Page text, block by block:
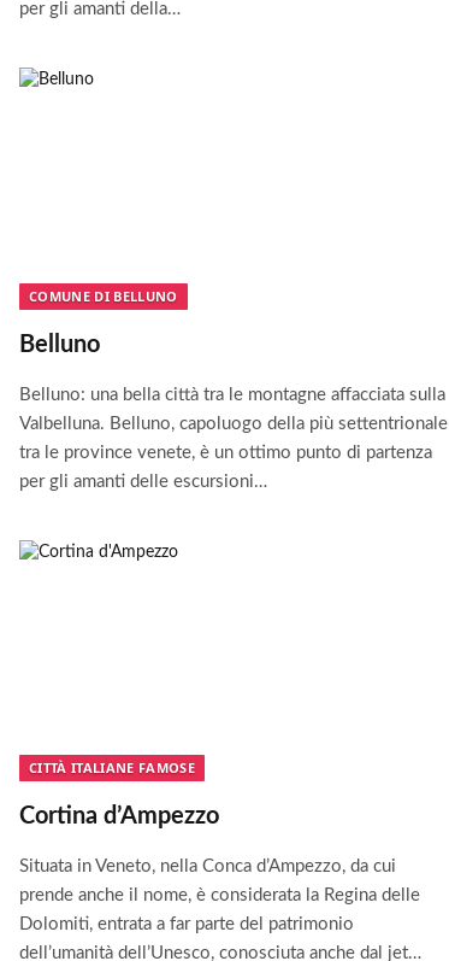
per gli amanti della…
COMUNE DI BELLUNO
Belluno
Belluno: una bella città tra le montagne affacciata sulla
Valbelluna. Belluno, capoluogo della più settentrionale
tra le province venete, è un ottimo punto di partenza
per gli amanti delle escursioni…
CITTÀ ITALIANE FAMOSE
Cortina d’Ampezzo
Situata in Veneto, nella Conca d’Ampezzo, da cui
prende anche il nome, è considerata la Regina delle
Dolomiti, entrata a far parte del patrimonio
dell’umanità dell’Unesco, conosciuta anche dal jet…